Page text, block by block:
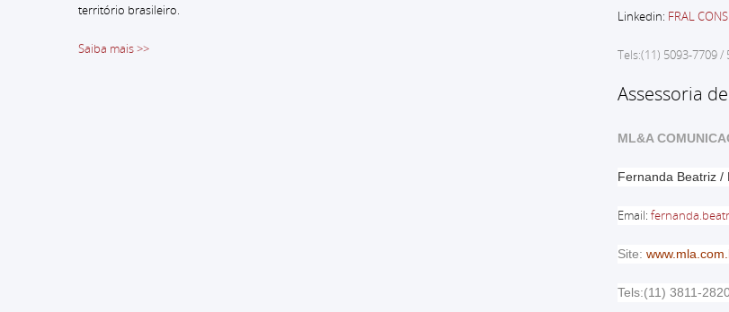
território brasileiro.
Saiba mais >>
Linkedin: FRAL
Tels:(11) 5093-7709 /
Assessoria
ML&A
Fernanda Beatriz /
Email:
Site:
Tels:(11) 3811-